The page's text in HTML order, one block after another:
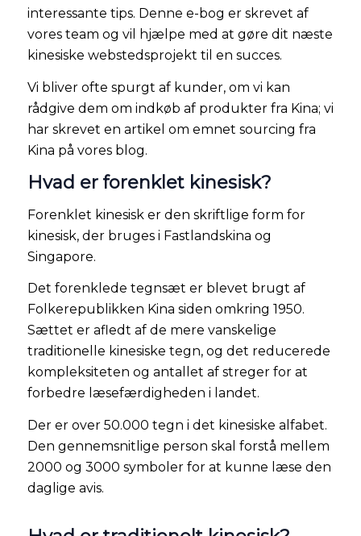
interessante tips. Denne e-bog er skrevet af
vores team og vil hjælpe med at gøre dit næste
kinesiske webstedsprojekt til en succes.
Vi bliver ofte spurgt af kunder, om vi kan
rådgive dem om indkøb af produkter fra Kina; vi
har skrevet en artikel om emnet sourcing fra
Kina på vores blog.
Hvad er forenklet kinesisk?
Forenklet kinesisk er den skriftlige form for
kinesisk, der bruges i Fastlandskina og
Singapore.
Det forenklede tegnsæt er blevet brugt af
Folkerepublikken Kina siden omkring 1950.
Sættet er afledt af de mere vanskelige
traditionelle kinesiske tegn, og det reducerede
kompleksiteten og antallet af streger for at
forbedre læsefærdigheden i landet.
Der er over 50.000 tegn i det kinesiske alfabet.
Den gennemsnitlige person skal forstå mellem
2000 og 3000 symboler for at kunne læse den
daglige avis.